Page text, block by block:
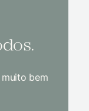
muito bem